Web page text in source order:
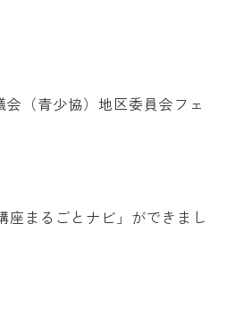
（青少協）地区委員会フェ
座まるごとナビ」ができまし